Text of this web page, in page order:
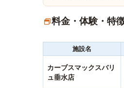
料金・体験・特
施設名
カーブスマックスバリ
ュ垂水店